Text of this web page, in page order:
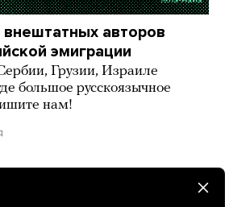
авторов
эмиграции
Грузии, Израиле
большое русскоязычное
нам!